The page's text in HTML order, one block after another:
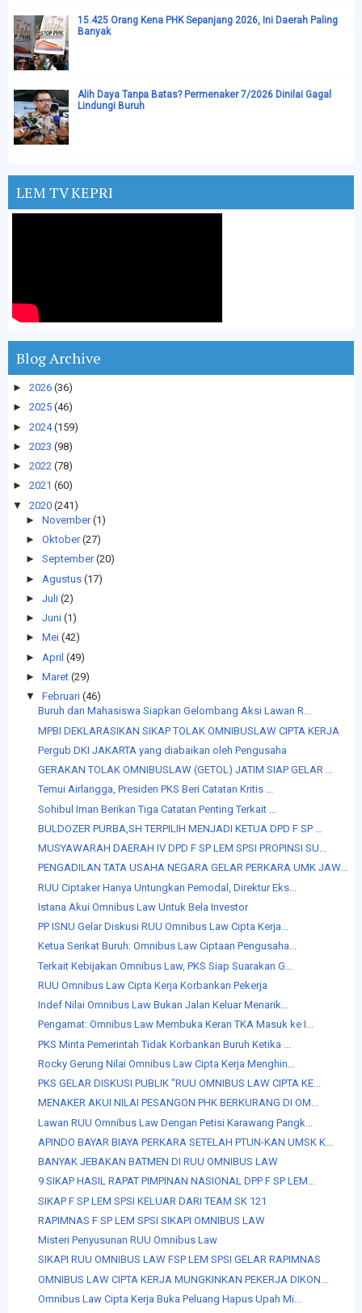
15.425 Orang Kena PHK Sepanjang 2026, Ini Daerah Paling
Banyak
Alih Daya Tanpa Batas? Permenaker 7/2026 Dinilai Gagal
Lindungi Buruh
LEM TV KEPRI
Blog Archive
► 2026 (36)
► 2025 (46)
► 2024 (159)
► 2023 (98)
► 2022 (78)
► 2021 (60)
▼
2020 (241)
► November (1)
► Oktober (27)
► September (20)
► Agustus (17)
► Juli (2)
► Juni (1)
► Mei (42)
► April (49)
► Maret (29)
▼
Februari (46)
Buruh dan Mahasiswa Siapkan Gelombang Aksi Lawan R...
MPBI DEKLARASIKAN SIKAP TOLAK OMNIBUSLAW CIPTA KERJA
Pergub DKI JAKARTA yang diabaikan oleh Pengusaha
GERAKAN TOLAK OMNIBUSLAW (GETOL) JATIM SIAP GELAR ...
Temui Airlangga, Presiden PKS Beri Catatan Kritis ...
Sohibul Iman Berikan Tiga Catatan Penting Terkait ...
BULDOZER PURBA,SH TERPILIH MENJADI KETUA DPD F SP ...
MUSYAWARAH DAERAH IV DPD F SP LEM SPSI PROPINSI SU...
PENGADILAN TATA USAHA NEGARA GELAR PERKARA UMK JAW...
RUU Ciptaker Hanya Untungkan Pemodal, Direktur Eks...
Istana Akui Omnibus Law Untuk Bela Investor
PP ISNU Gelar Diskusi RUU Omnibus Law Cipta Kerja...
Ketua Serikat Buruh: Omnibus Law Ciptaan Pengusaha...
Terkait Kebijakan Omnibus Law, PKS Siap Suarakan G...
RUU Omnibus Law Cipta Kerja Korbankan Pekerja
Indef Nilai Omnibus Law Bukan Jalan Keluar Menarik...
Pengamat: Omnibus Law Membuka Keran TKA Masuk ke I...
PKS Minta Pemerintah Tidak Korbankan Buruh Ketika ...
Rocky Gerung Nilai Omnibus Law Cipta Kerja Menghin...
PKS GELAR DISKUSI PUBLIK "RUU OMNIBUS LAW CIPTA KE...
MENAKER AKUI NILAI PESANGON PHK BERKURANG DI OM...
Lawan RUU Omnibus Law Dengan Petisi Karawang Pangk...
APINDO BAYAR BIAYA PERKARA SETELAH PTUN-KAN UMSK K...
BANYAK JEBAKAN BATMEN DI RUU OMNIBUS LAW
9 SIKAP HASIL RAPAT PIMPINAN NASIONAL DPP F SP LEM...
SIKAP F SP LEM SPSI KELUAR DARI TEAM SK 121
RAPIMNAS F SP LEM SPSI SIKAPI OMNIBUS LAW
Misteri Penyusunan RUU Omnibus Law
SIKAPI RUU OMNIBUS LAW FSP LEM SPSI GELAR RAPIMNAS
OMNIBUS LAW CIPTA KERJA MUNGKINKAN PEKERJA DIKON...
Omnibus Law Cipta Kerja Buka Peluang Hapus Upah Mi...